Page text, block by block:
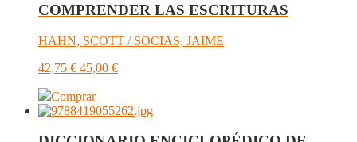
COMPRENDER LAS ESCRITURAS
HAHN, SCOTT / SOCIAS, JAIME
42,75 € 45,00 €
Comprar